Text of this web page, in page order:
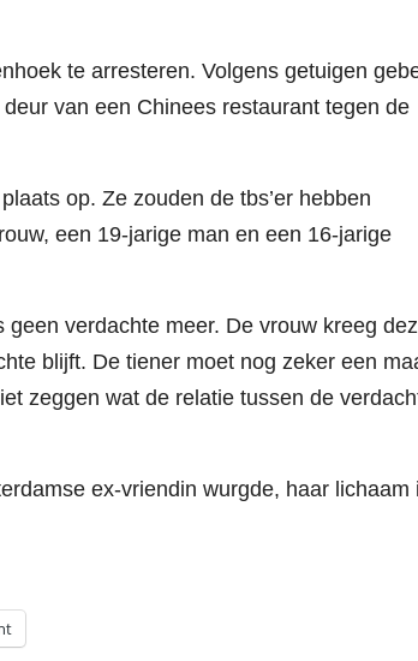
te arresteren. Volgens getuigen
van een Chinees restaurant tegen de
op. Ze zouden de tbs’er hebben
een 19-jarige man en een 16-jarige
verdachte meer. De vrouw kreeg
blijft. De tiener moet nog zeker een
zeggen wat de relatie tussen de
ex-vriendin wurgde, haar lichaam